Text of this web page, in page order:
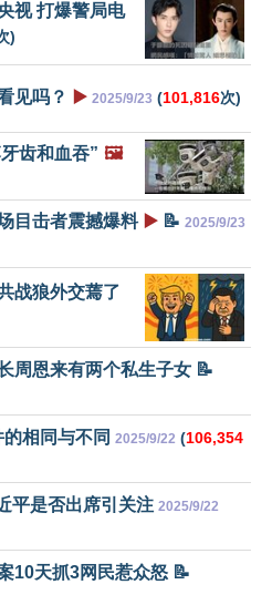
视 打爆警局电
)
见吗？ ▶️ 2025/9/23 (101,816次)
齿和血吞” 🖼️
目击者震撼爆料 ▶️ 📝 2025/9/23
战狼外交蔫了
周恩来有两个私生子女 📝
相同与不同 2025/9/22 (106,354
平是否出席引关注 2025/9/22
10天抓3网民惹众怒 📝